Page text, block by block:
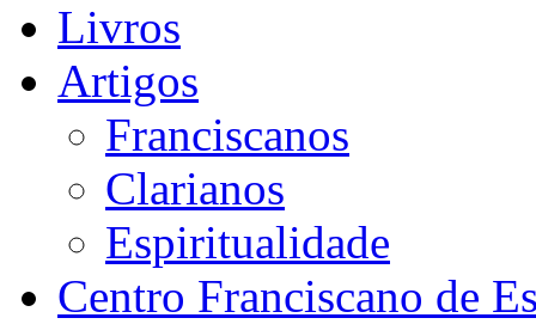
Livros
Artigos
Franciscanos
Clarianos
Espiritualidade
Centro Franciscano de